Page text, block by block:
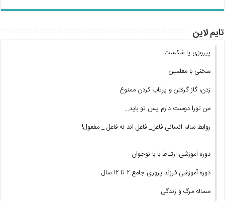
تایم لاین
پیروزی یا شکست
سخنی با معلمین
زدن، گاز گرفتن و پرتاب کردن ممنوع
من تورا دوست دارم پس تو باید…
روابط سالم انسانی فاعل_ فاعل اند نه فاعل _ مفعول!
دوره آموزشی ارتباط با با نوجوان
دوره آموزشی فرزند پروری جامع ۲ تا ۱۲ سال
مساله مرگ و زندگی